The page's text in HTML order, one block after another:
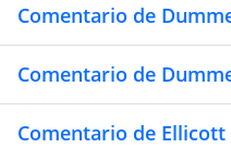
Comentario de
Comentario de
Comentario de